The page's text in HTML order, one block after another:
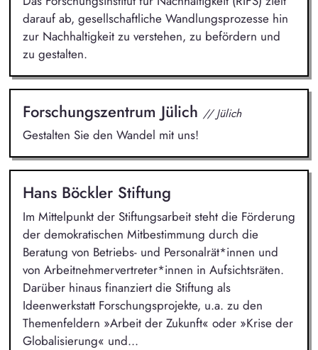
darauf ab, gesellschaftliche Wandlungsprozesse hin
zur Nachhaltigkeit zu verstehen, zu befördern und
zu gestalten.
Forschungszentrum Jülich // Jülich
Gestalten Sie den Wandel mit uns!
Hans Böckler Stiftung
Im Mittelpunkt der Stiftungsarbeit steht die Förderung
der demokratischen Mitbestimmung durch die
Beratung von Betriebs- und Personalrät*innen und
von Arbeitnehmervertreter*innen in Aufsichtsräten.
Darüber hinaus finanziert die Stiftung als
Ideenwerkstatt Forschungsprojekte, u.a. zu den
Themenfeldern »Arbeit der Zukunft« oder »Krise der
Globalisierung« und...